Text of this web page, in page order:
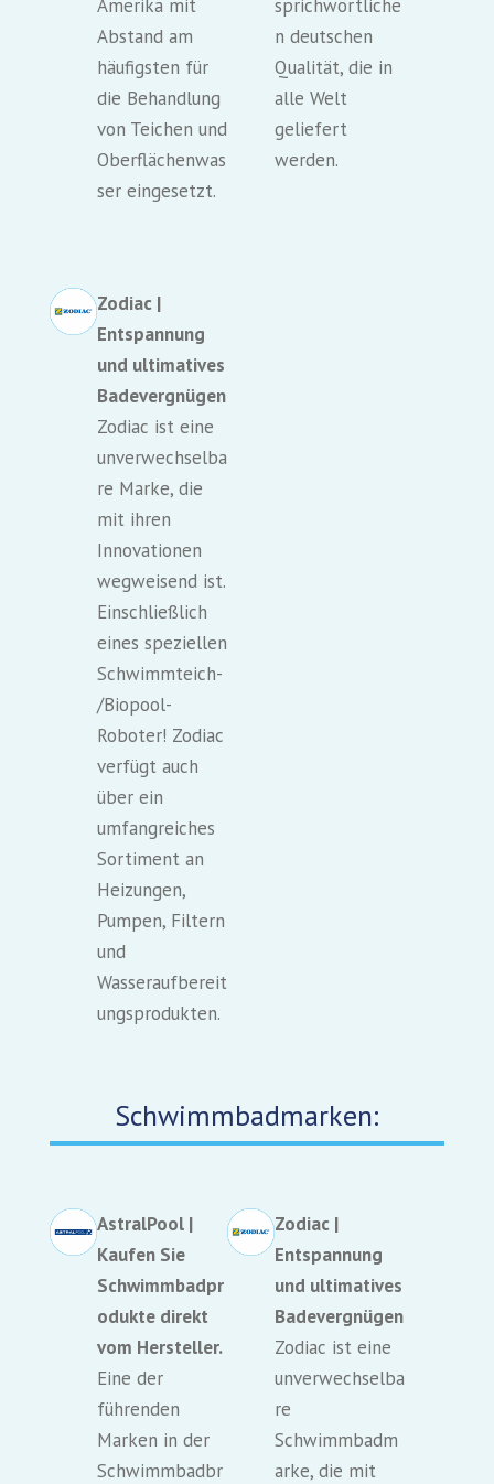
Amerika mit
Abstand am
häufigsten für
die Behandlung
von Teichen und
Oberflächenwas
ser eingesetzt.
sprichwörtliche
n deutschen
Qualität, die in
alle Welt
geliefert
werden.
Zodiac |
Entspannung
und ultimatives
Badevergnügen
Zodiac ist eine
unverwechselba
re Marke, die
mit ihren
Innovationen
wegweisend ist.
Einschließlich
eines speziellen
Schwimmteich-
/Biopool-
Roboter! Zodiac
verfügt auch
über ein
umfangreiches
Sortiment an
Heizungen,
Pumpen, Filtern
und
Wasseraufbereit
ungsprodukten.
Schwimmbadmarken:
AstralPool |
Kaufen Sie
Schwimmbadpr
odukte direkt
vom Hersteller.
Eine der
führenden
Marken in der
Schwimmbadbr
Zodiac |
Entspannung
und ultimatives
Badevergnügen
Zodiac ist eine
unverwechselba
re
Schwimmbadm
arke, die mit